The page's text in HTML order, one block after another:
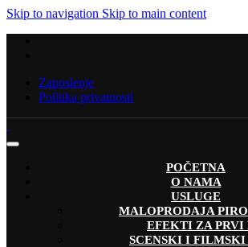
Skip to navigation Skip to main content
Zaposlenje
Politika privatnosti
POČETNA
O NAMA
USLUGE
MALOPRODAJA
EFEKTI ZA PRVI
SCENSKI I